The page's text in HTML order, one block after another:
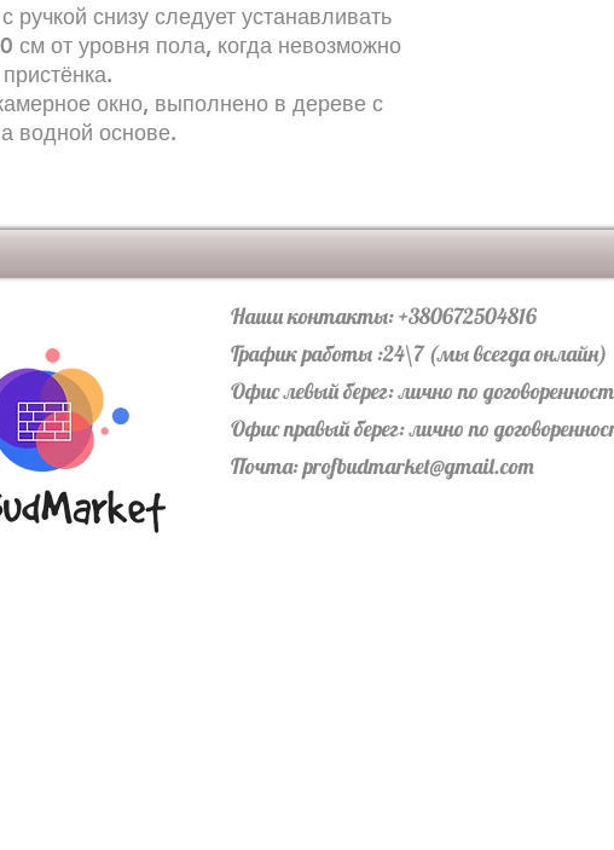
ручкой снизу следует устанавливать
см от уровня пола, когда невозможно
окно, выполнено в дереве с
водной основе.
Наши контакты: +380672504816
График работы :24\7 (мы всегда онлайн)
Офис левый берег: лично по
Офис правый берег: лично по
Почта:profbudmarket@gmail.com